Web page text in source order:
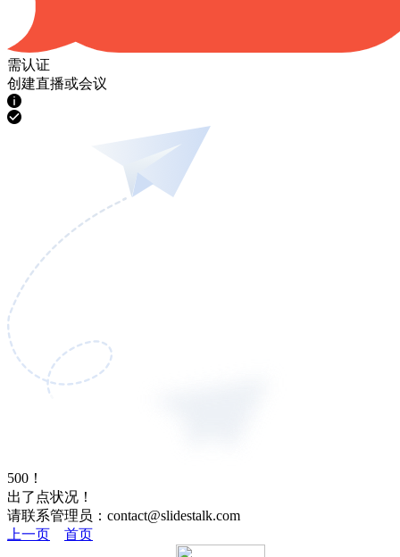
需认证
创建直播或会议
500！
出了点状况！
请联系管理员：contact@slidestalk.com
上一页
首页